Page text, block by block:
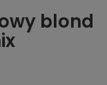
blond